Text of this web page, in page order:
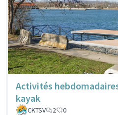
Activités
kayak
CKTSV
2 0